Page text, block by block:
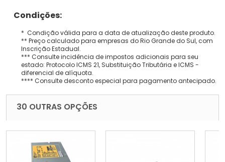
Condições:
* Condição válida para a data de atualização deste produto.
** Preço calculado para empresas do Rio Grande do Sul, com
Inscrição Estadual.
*** Consulte incidência de impostos adicionais para seu
estado: Protocolo ICMS 21, Substituição Tributária e ICMS -
diferencial de alíquota.
**** Consulte desconto especial para pagamento antecipado.
30 OUTRAS OPÇÕES